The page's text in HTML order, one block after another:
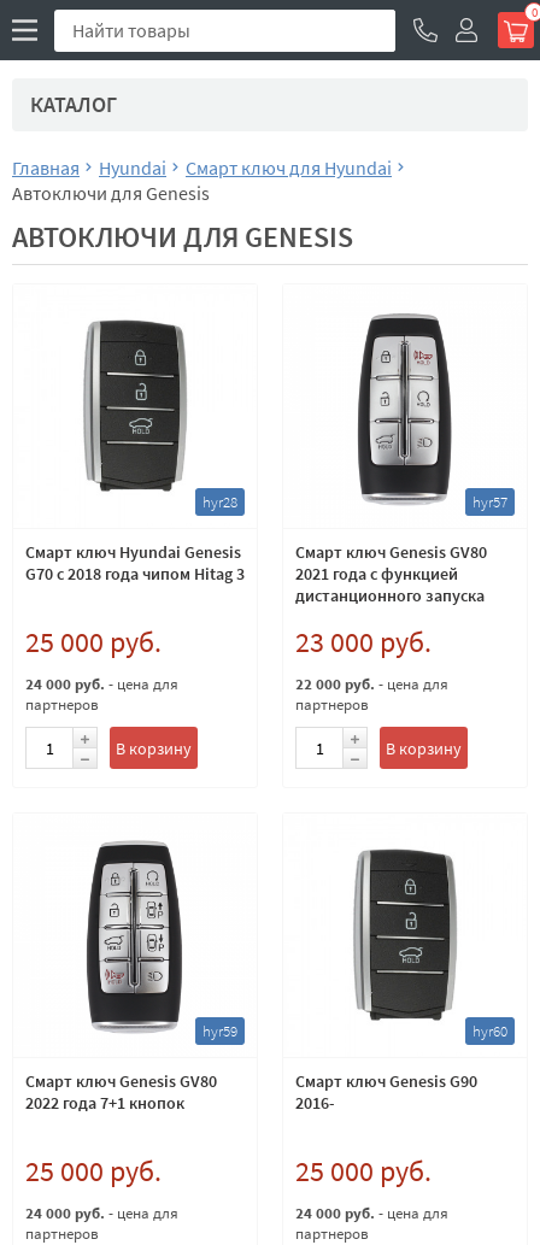
0
КАТАЛОГ
Главная Hyundai
Смарт ключ для Hyundai
Автоключи для Genesis
АВТОКЛЮЧИ ДЛЯ GENESIS
hyr28
Смарт ключ Hyundai Genesis
G70 с 2018 года чипом Hitag 3
25 000 руб.
24 000 руб. - цена для
партнеров
В корзину
hyr57
Смарт ключ Genesis GV80
2021 года с функцией
дистанционного запуска
23 000 руб.
22 000 руб. - цена для
партнеров
В корзину
hyr59
Смарт ключ Genesis GV80
2022 года 7+1 кнопок
25 000 руб.
24 000 руб. - цена для
партнеров
hyr60
Смарт ключ Genesis G90
2016-
25 000 руб.
24 000 руб. - цена для
партнеров